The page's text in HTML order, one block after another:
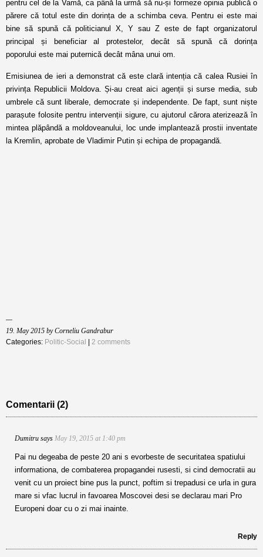
pentru cel de la Vamă, ca până la urmă să nu-și formeze opinia publică o
părere că totul este din dorința de a schimba ceva. Pentru ei este mai
bine să spună că politicianul X, Y sau Z este de fapt organizatorul
principal și beneficiar al protestelor, decât să spună că dorința
poporului este mai puternică decât mâna unui om.
Emisiunea de ieri a demonstrat că este clară intenția că calea Rusiei în
privința Republicii Moldova. Și-au creat aici agenții și surse media, sub
umbrele că sunt liberale, democrate și independente. De fapt, sunt niște
parașute folosite pentru intervenții sigure, cu ajutorul cărora aterizează în
mintea plăpândă a moldoveanului, loc unde implantează prostii inventate
la Kremlin, aprobate de Vladimir Putin și echipa de propagandă.
19. May 2015 by Corneliu Gandrabur
Categories: Politic-Social 2 comments
Comentarii (2)
Dumitru says May 19, 2015 at 1:40 pm
Pai nu degeaba de peste 20 ani s evorbeste de securitatea spatiului
informationa, de combaterea propagandei rusesti, si cind democratii au
venit cu un proiect bine pus la punct, poftim si trepadusi ce urla in gura
mare si vfac lucrul in favoarea Moscovei desi se declarau mari Pro
Europeni doar cu o zi mai inainte.
Reply